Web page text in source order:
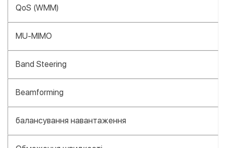
QoS (WMM)
MU-MIMO
Band Steering
Beamforming
балансування навантаження